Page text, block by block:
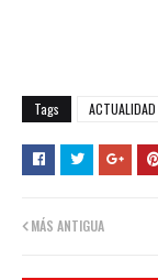
Tags ACTUALIDAD
MÁS ANTIGUA